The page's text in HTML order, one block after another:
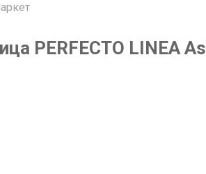
PERFECTO LINEA